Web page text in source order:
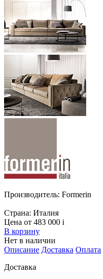
Производитель: Formerin
Страна: Италия
Цена от 483 000 i
В корзину
Нет в наличии
Описание Доставка Оплата
Доставка